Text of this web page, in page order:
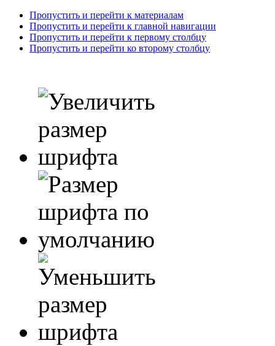
Пропустить и перейти к материалам
Пропустить и перейти к главной навигации
Пропустить и перейти к первому столбцу
Пропустить и перейти ко второму столбцу